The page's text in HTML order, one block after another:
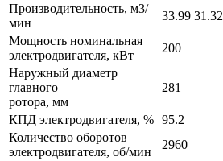
Производительность, м3/
мин
33.99 31.32
Мощность номинальная
электродвигателя, кВт
200
Наружный диаметр
главного
ротора, мм
281
КПД электродвигателя, % 95.2
Количество оборотов
электродвигателя, об/мин
2960